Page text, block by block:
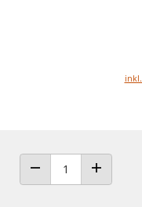
ANZAHL VERRINGERN
ANZAHL